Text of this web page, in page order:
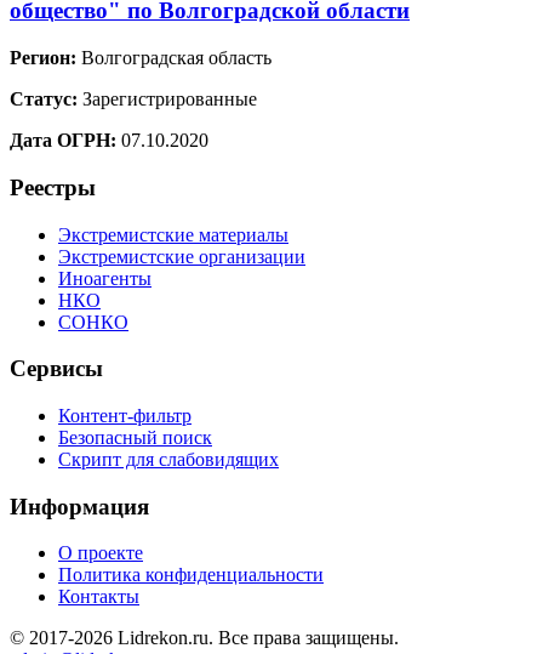
общество" по Волгоградской области
Регион: Волгоградская область
Статус: Зарегистрированные
Дата ОГРН: 07.10.2020
Реестры
Экстремистские материалы
Экстремистские организации
Иноагенты
НКО
СОНКО
Сервисы
Контент-фильтр
Безопасный поиск
Скрипт для слабовидящих
Информация
О проекте
Политика конфиденциальности
Контакты
© 2017-2026 Lidrekon.ru. Все права защищены.